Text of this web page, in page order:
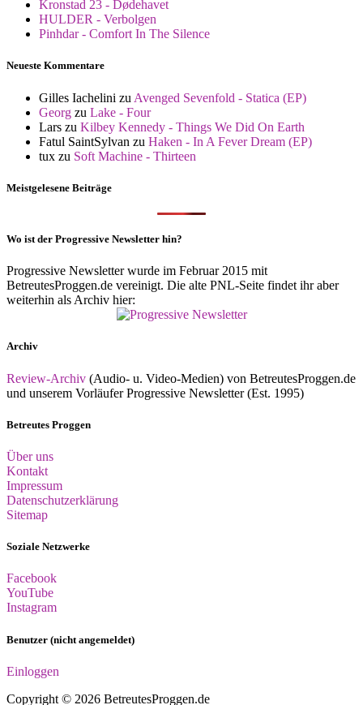
Kronstad 23 - Dødehavet
HULDER - Verbolgen
Pinhdar - Comfort In The Silence
Neueste Kommentare
Gilles Iachelini zu Avenged Sevenfold - Statica (EP)
Georg zu Lake - Four
Lars zu Kilbey Kennedy - Things We Did On Earth
Fatul SaintSylvan zu Haken - In A Fever Dream (EP)
tux zu Soft Machine - Thirteen
Meistgelesene Beiträge
Wo ist der Progressive Newsletter hin?
Progressive Newsletter wurde im Februar 2015 mit
BetreutesProggen.de vereinigt. Die alte PNL-Seite findet ihr aber
weiterhin als Archiv hier:
Archiv
Review-Archiv (Audio- u. Video-Medien) von BetreutesProggen.de
und unserem Vorläufer Progressive Newsletter (Est. 1995)
Betreutes Proggen
Über uns
Kontakt
Impressum
Datenschutzerklärung
Sitemap
Soziale Netzwerke
Facebook
YouTube
Instagram
Benutzer (nicht angemeldet)
Einloggen
Copyright © 2026 BetreutesProggen.de